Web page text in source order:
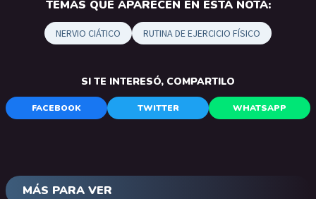
TEMAS QUE APARECEN EN ESTA NOTA:
NERVIO CIÁTICO RUTINA DE EJERCICIO FÍSICO
SI TE INTERESÓ, COMPARTILO
FACEBOOK TWITTER WHATSAPP
MÁS PARA VER